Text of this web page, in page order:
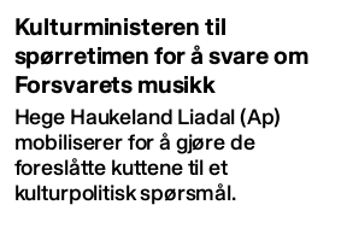
Kulturministeren til
spørretimen for å svare om
Forsvarets musikk
Hege Haukeland Liadal (Ap)
mobiliserer for å gjøre de
foreslåtte kuttene til et
kulturpolitisk spørsmål.